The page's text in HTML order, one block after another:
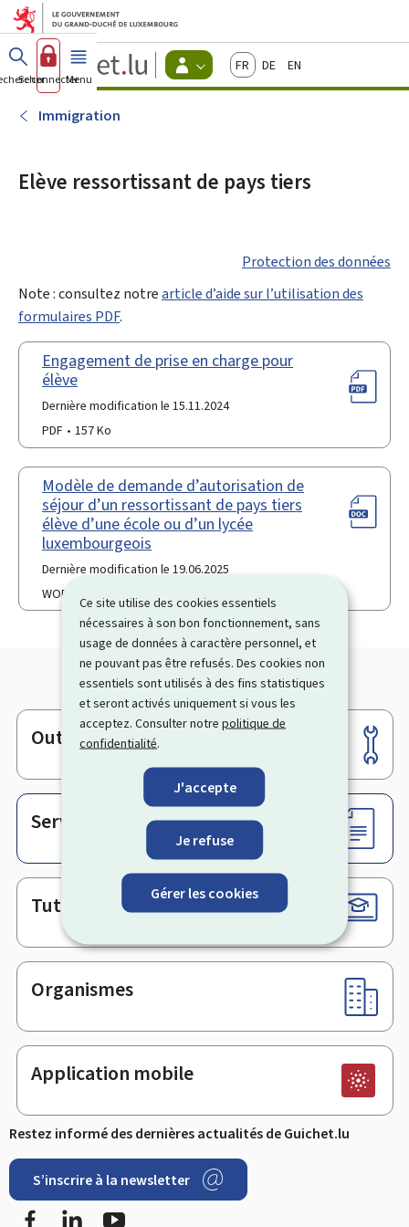
Ce site utilise des cookies essentiels
nécessaires à son bon fonctionnement, sans
usage de données à caractère personnel, et
ne pouvant pas être refusés. Des cookies non
essentiels sont utilisés à des fins statistiques
et seront activés uniquement si vous les
acceptez. Consulter notrepolitique de
confidentialité.
J'accepte
Je refuse
Gérer les cookies
Aller au menu principal
Aller au contenu
Guichet.lu
Changer
d'espace
FrançaisDeutschEnglish
Se connecterMenu principal
Immigration
Elève ressortissant de pays tiers
Protection des données
Note : consultez notrearticle d’aide sur l’utilisation des
formulaires PDF.
Engagement de prise en charge pour
élève
Dernière modification le 15.11.2024
PDF
157 Ko
Modèle de demande d’autorisation de
séjour d’un ressortissant de pays tiers
élève d’une école ou d’un lycée
luxembourgeois
Dernière modification le 19.06.2025
WORD
Pied
de
page
Outils
Services en ligne & Formulaires
Tutoriels
Organismes
Application mobile
Restez informé des dernières actualités de Guichet.lu
S’inscrire à la newsletter
FacebookLinkedIn